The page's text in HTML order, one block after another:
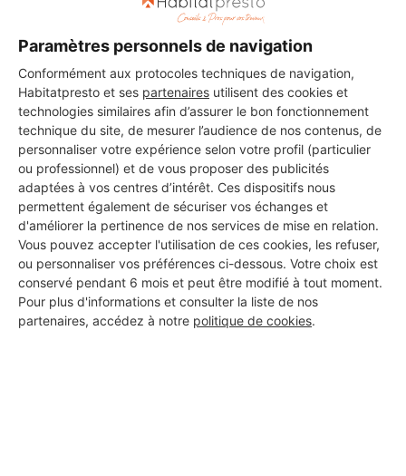
Paramètres personnels de navigation
Conformément aux protocoles techniques de navigation,
Habitatpresto et ses partenaires utilisent des cookies et
technologies similaires afin d’assurer le bon fonctionnement
technique du site, de mesurer l’audience de nos contenus, de
personnaliser votre expérience selon votre profil (particulier
ou professionnel) et de vous proposer des publicités
adaptées à vos centres d’intérêt. Ces dispositifs nous
permettent également de sécuriser vos échanges et
d'améliorer la pertinence de nos services de mise en relation.
Vous pouvez accepter l'utilisation de ces cookies, les refuser,
ou personnaliser vos préférences ci-dessous. Votre choix est
conservé pendant 6 mois et peut être modifié à tout moment.
Pour plus d'informations et consulter la liste de nos
partenaires, accédez à notre politique de cookies.
Cuisine aménagée sur mesure
(Epron)
02/05/2025
Salle de bain 02/05/2025